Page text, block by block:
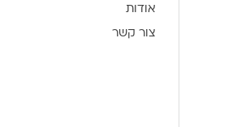
אודות
צור קשר